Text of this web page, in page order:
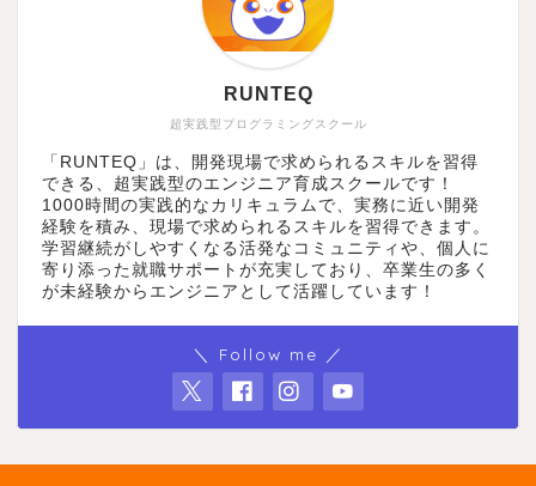
超実践型プログラミングスクール
RUNTEQ
「RUNTEQ」は、開発現場で求められるスキルを習得
できる、超実践型のエンジニア育成スクールです！
1000時間の実践的なカリキュラムで、実務に近い開発
経験を積み、現場で求められるスキルを習得できます。
学習継続がしやすくなる活発なコミュニティや、個人に
寄り添った就職サポートが充実しており、卒業生の多く
が未経験からエンジニアとして活躍しています！
＼ Follow me ／